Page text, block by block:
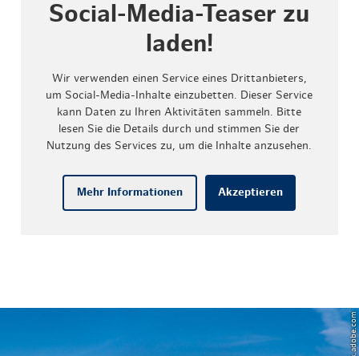
Social-Media-Teaser zu
laden!
Wir verwenden einen Service eines Drittanbieters,
um Social-Media-Inhalte einzubetten. Dieser Service
kann Daten zu Ihren Aktivitäten sammeln. Bitte
lesen Sie die Details durch und stimmen Sie der
Nutzung des Services zu, um die Inhalte anzusehen.
Mehr Informationen Akzeptieren